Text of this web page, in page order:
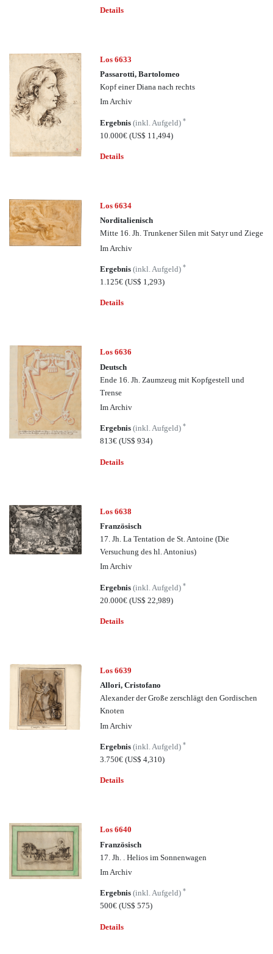
Details
Los 6633
Passarotti, Bartolomeo
Kopf einer Diana nach rechts
Im Archiv
Ergebnis(inkl. Aufgeld)*
10.000€(US$ 11,494)
Details
Los 6634
Norditalienisch
Mitte 16. Jh. Trunkener Silen mit Satyr und Ziege
Im Archiv
Ergebnis(inkl. Aufgeld)*
1.125€(US$ 1,293)
Details
Los 6636
Deutsch
Ende 16. Jh. Zaumzeug mit Kopfgestell und
Trense
Im Archiv
Ergebnis(inkl. Aufgeld)*
813€(US$ 934)
Details
Los 6638
Französisch
17. Jh. La Tentation de St. Antoine (Die
Versuchung des hl. Antonius)
Im Archiv
Ergebnis(inkl. Aufgeld)*
20.000€(US$ 22,989)
Details
Los 6639
Allori, Cristofano
Alexander der Große zerschlägt den Gordischen
Knoten
Im Archiv
Ergebnis(inkl. Aufgeld)*
3.750€(US$ 4,310)
Details
Los 6640
Französisch
17. Jh. . Helios im Sonnenwagen
Im Archiv
Ergebnis(inkl. Aufgeld)*
500€(US$ 575)
Details